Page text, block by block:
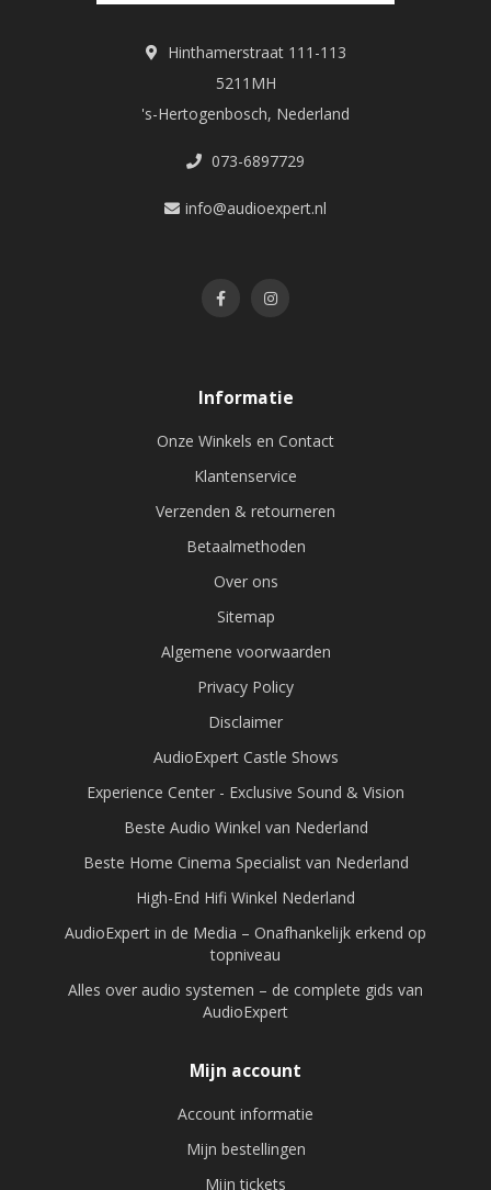
Hinthamerstraat 111-113
5211MH
's-Hertogenbosch, Nederland
073-6897729
info@audioexpert.nl
Informatie
Onze Winkels en Contact
Klantenservice
Verzenden & retourneren
Betaalmethoden
Over ons
Sitemap
Algemene voorwaarden
Privacy Policy
Disclaimer
AudioExpert Castle Shows
Experience Center - Exclusive Sound & Vision
Beste Audio Winkel van Nederland
Beste Home Cinema Specialist van Nederland
High-End Hifi Winkel Nederland
AudioExpert in de Media – Onafhankelijk erkend op
topniveau
Alles over audio systemen – de complete gids van
AudioExpert
Mijn account
Account informatie
Mijn bestellingen
Mijn tickets